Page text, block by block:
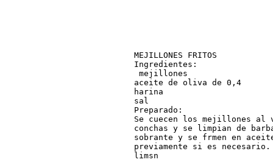
MEJILLONES FRITOS
Ingredientes:
mejillones
aceite de oliva de 0,4
harina
sal
Preparado:
Se cuecen los mejillones al
conchas y se limpian de
sobrante y se frmen en
previamente si es
limsn